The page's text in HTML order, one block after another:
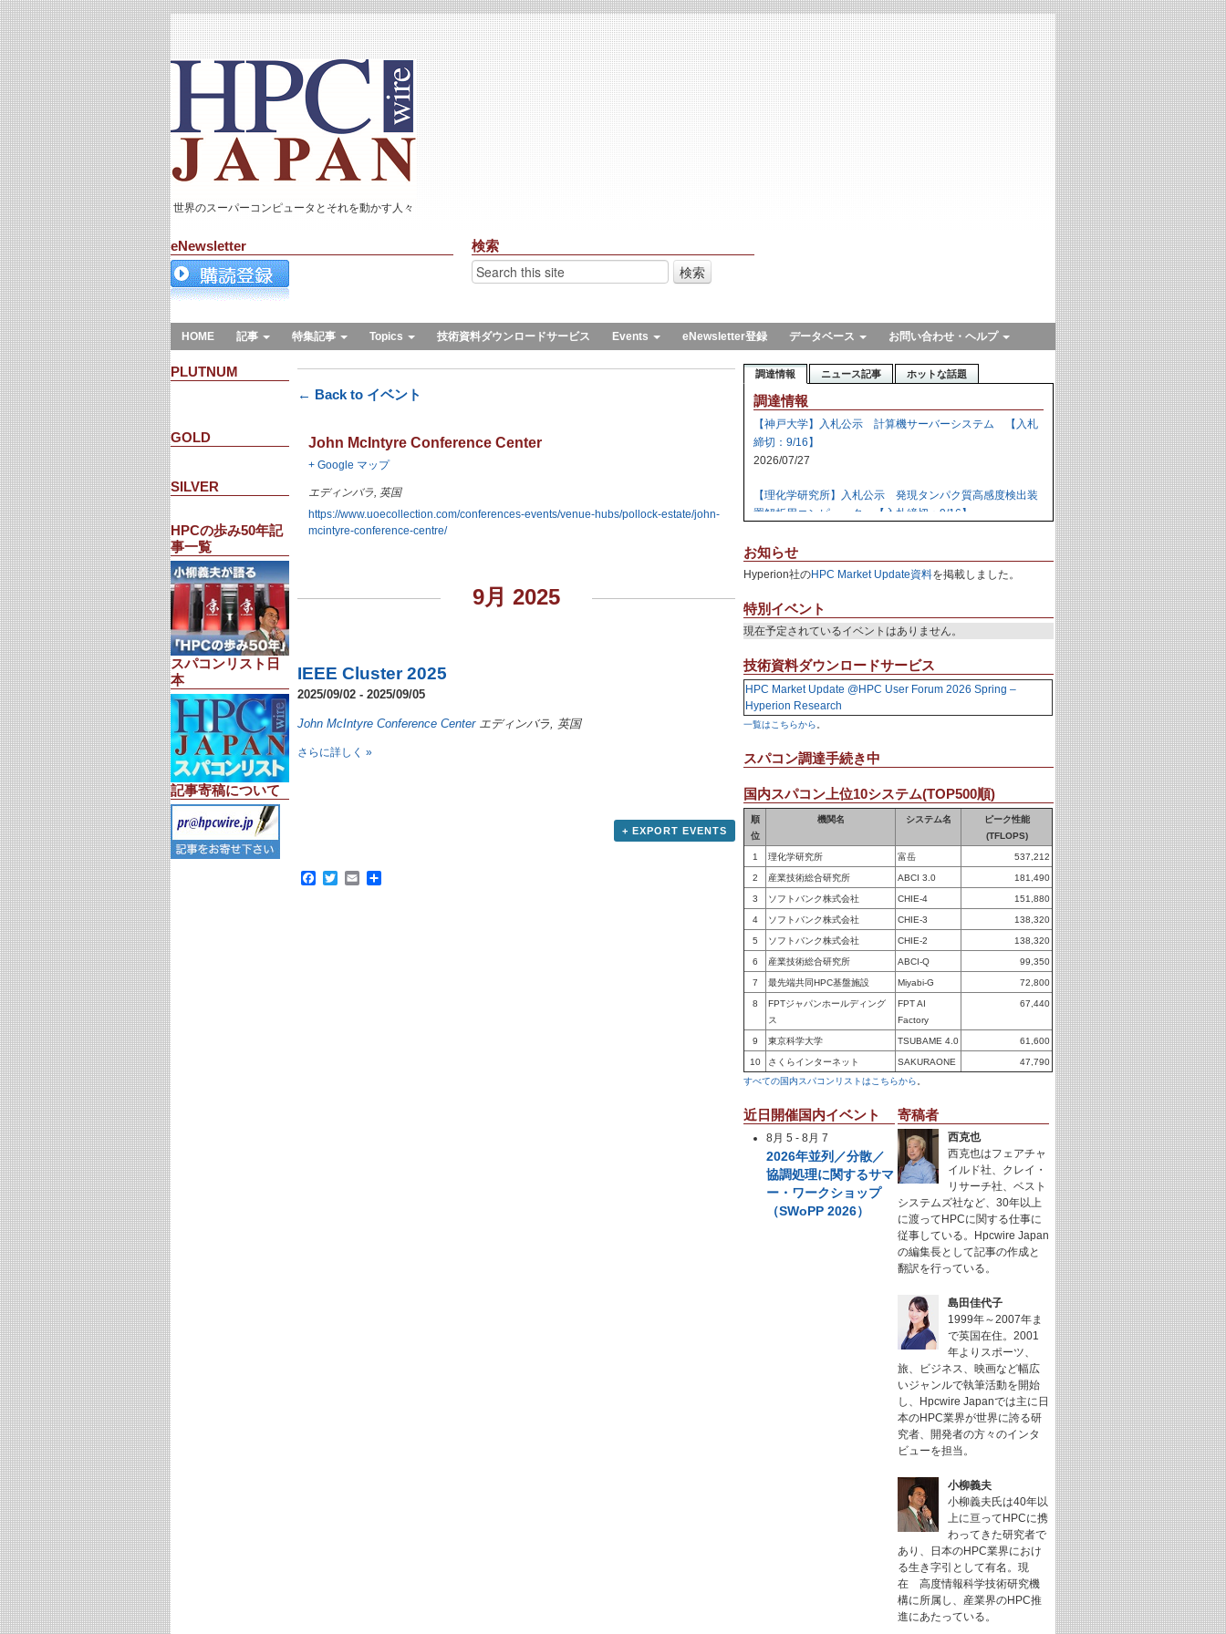
世界のスーパーコンピュータとそれを動かす人々
eNewsletter 検索
HOME 記事 特集記事 Topics 技術資料ダウンロードサービス Events eNewsletter登録 データベース お問い合わせ・ヘルプ
PLUTNUM
GOLD
SILVER
HPCの歩み50年記
事一覧
スパコンリスト日
本
記事寄稿について
← Back to イベント
John McIntyre Conference Center
+ Google マップ
エディンバラ, 英国
https://www.uoecollection.com/conferences-events/venue-hubs/pollock-estate/john-
mcintyre-conference-centre/
ナ
ビ
ー
ョ
9月 2025
IEEE Cluster 2025
2025/09/02- 2025/09/05
John McIntyre Conference Center エディンバラ, 英国
さらに詳しく »
ス
+ EXPORT EVENTS
Facebook
TwitterEmail
共
調達情報 ニュース記事 ホットな話題
調達情報
【神戸大学】入札公示 計算機サーバーシステム 【入札
締切：9/16】
2026/07/27
【理化学研究所】入札公示 発現タンパク質高感度検出装
置解析用コンピュータ 【入札締切：9/16】
【日本原子力研究開発機構】資料招請 ＧＰＵ計算機シス
2026/07/24
【日本原子力研究開発機構】入札公示 炉心損傷解析用ク
ラスタ計算機の購入 【入札締切：9/29】
2026/07/23
【高知大学】落札公示 人工知能用計算ノード 【株式会
社エレパ】 31,988,000円
お知らせ
Hyperion社のHPC Market Update資料を掲載しました。
特別イベント
現在予定されているイベントはありません。
技術資料ダウンロードサービス
HPC Market Update @HPC User Forum 2026 Spring –
Hyperion Research
一覧はこちらから
スパコン調達手続き中
国内スパコン上位10システム(TOP500順)
順
位
機関名 システム名
ピーク性能
(TFLOPS)
1 理化学研究所 富岳 537,212
2 産業技術総合研究所 ABCI 3.0 181,490
3 ソフトバンク株式会社 CHIE-4 151,880
4 ソフトバンク株式会社 CHIE-3 138,320
5 ソフトバンク株式会社 CHIE-2 138,320
6 産業技術総合研究所 ABCI-Q 99,350
7 最先端共同HPC基盤施設 Miyabi-G 72,800
8
FPTジャパンホールディング
ス
FPT AI
Factory
67,440
9 東京科学大学 TSUBAME 4.0 61,600
10 さくらインターネット SAKURAONE
47,790
すべての国内スパコンリストはこちらから
近日開催国内イベント
8月 5 -8月 7
2026年並列／分散／
協調処理に関するサマ
ー・ワークショップ
（SWoPP 2026）
寄稿者
西克也
西克也はフェアチャ
イルド社、クレイ・
リサーチ社、ベスト
システムズ社など、30年以上
に渡ってHPCに関する仕事に
従事している。Hpcwire Japan
の編集長として記事の作成と
翻訳を行っている。
島田佳代子
1999年～2007年ま
で英国在住。2001
年よりスポーツ、
旅、ビジネス、映画など幅広
いジャンルで執筆活動を開始
し、Hpcwire Japanでは主に日
本のHPC業界が世界に誇る研
究者、開発者の方々のインタ
ビューを担当。
小柳義夫
小柳義夫氏は40年以
上に亘ってHPCに携
わってきた研究者で
あり、日本のHPC業界におけ
る生き字引として有名。現
在 高度情報科学技術研究機
構に所属し、産業界のHPC推
進にあたっている。